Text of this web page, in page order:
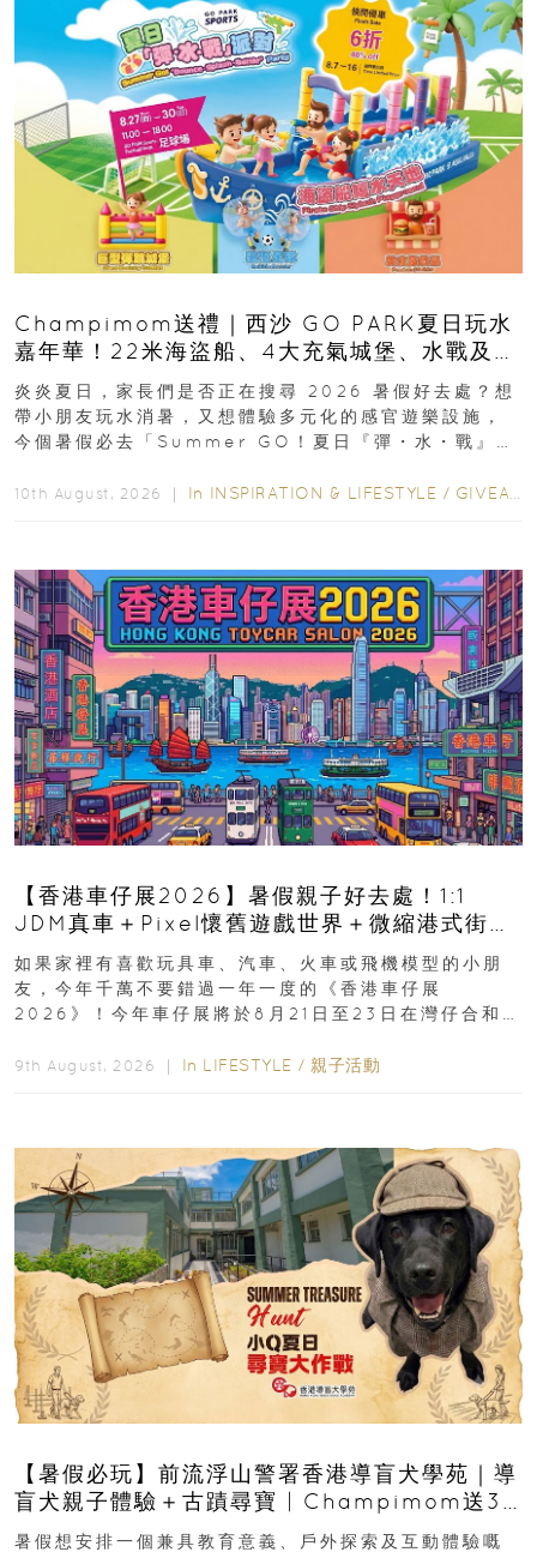
Champimom送禮｜西沙 GO PARK夏日玩水
嘉年華！22米海盜船、4大充氣城堡、水戰及門
票優惠全攻略
炎炎夏日，家長們是否正在搜尋 2026 暑假好去處？想
帶小朋友玩水消暑，又想體驗多元化的感官遊樂設施，
今個暑假必去「Summer GO！夏日『彈・水・戰』派
10th August, 2026 ｜ In INSPIRATION & LIFESTYLE / GIVEAWAY
【香港車仔展2026】暑假親子好去處！1:1
JDM真車＋Pixel懷舊遊戲世界＋微縮港式街景
8月灣仔登場 車迷家庭必去！
如果家裡有喜歡玩具車、汽車、火車或飛機模型的小朋
友，今年千萬不要錯過一年一度的《香港車仔展
2026》！今年車仔展將於8月21日至23日在灣仔合和酒
9th August, 2026 ｜ In LIFESTYLE / 親子活動
【暑假必玩】前流浮山警署香港導盲犬學苑｜導
盲犬親子體驗＋古蹟尋寶 | Champimom送3
組免費名額
暑假想安排一個兼具教育意義、戶外探索及互動體驗嘅